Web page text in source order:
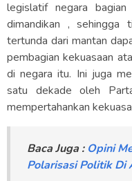
legislatif negara
dimandikan , sehingga
tertunda dari mantan
pembagian kekuasaan
di negara itu. Ini juga
satu dekade oleh
mempertahankan
Baca Juga : Opini
Polarisasi Politik Di